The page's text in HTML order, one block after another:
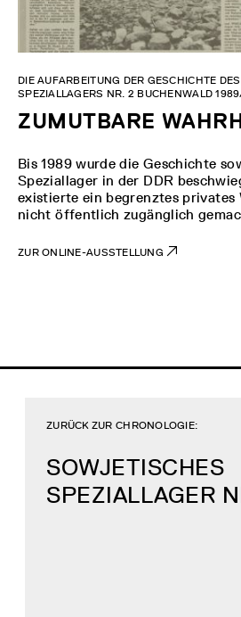
ZUMUTBARE
DIE AUFARBEITUNG DER GESCHICHTE
SPEZIALLAGERS NR. 2 BUCHENWALD
Bis 1989 wurde die Geschichte
Speziallager in der DDR
existierte ein begrenztes privates
nicht öffentlich zugänglich
ZUR ONLINE-AUSSTELLUNG
SOWJETISCHES
SPEZIALLAGER
ZURÜCK ZUR CHRONOLOGIE: